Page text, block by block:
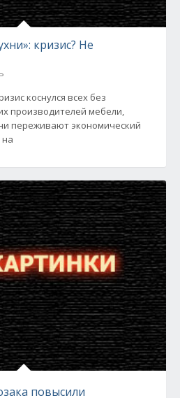
кризис? Не
коснулся всех без
производителей мебели,
переживают экономический
на
повысили